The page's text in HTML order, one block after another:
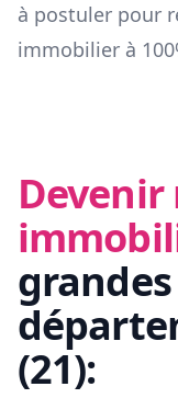
à postuler pour
immobilier à
(21):